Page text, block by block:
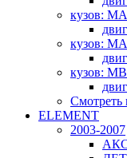
кузов:
кузов:
кузов:
Смотреть
ELEMENT
2003-2007